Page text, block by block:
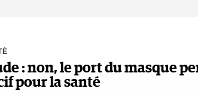
: non, le port du masque
pour la santé